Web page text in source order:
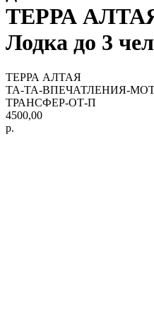
ТЕРРА
Лодка до 3
ТЕРРА АЛТАЯ
TA-TA-ВПЕЧАТЛЕНИЯ-
ТРАНСФЕР-ОТ-П
4500,00
р.